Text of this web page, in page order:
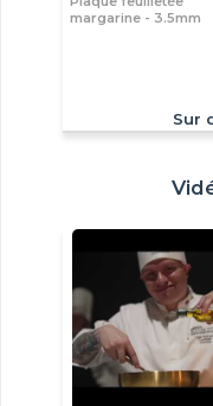
margarine - 3.5mm
Sur